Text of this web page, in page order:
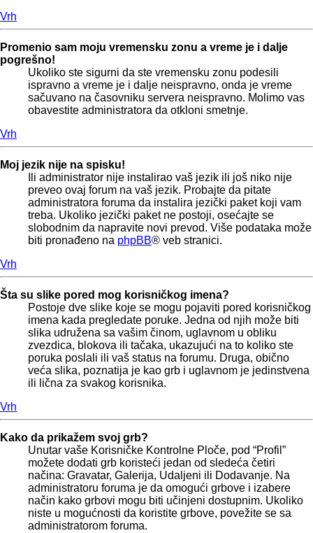
Vrh
Promenio sam moju vremensku zonu a vreme je i dalje
pogrešno!
Ukoliko ste sigurni da ste vremensku zonu podesili
ispravno a vreme je i dalje neispravno, onda je vreme
sačuvano na časovniku servera neispravno. Molimo vas
obavestite administratora da otkloni smetnje.
Vrh
Moj jezik nije na spisku!
Ili administrator nije instalirao vaš jezik ili još niko nije
preveo ovaj forum na vaš jezik. Probajte da pitate
administratora foruma da instalira jezički paket koji vam
treba. Ukoliko jezički paket ne postoji, osećajte se
slobodnim da napravite novi prevod. Više podataka može
biti pronađeno na phpBB® veb stranici.
Vrh
Šta su slike pored mog korisničkog imena?
Postoje dve slike koje se mogu pojaviti pored korisničkog
imena kada pregledate poruke. Jedna od njih može biti
slika udružena sa vašim činom, uglavnom u obliku
zvezdica, blokova ili tačaka, ukazujući na to koliko ste
poruka poslali ili vaš status na forumu. Druga, obično
veća slika, poznatija je kao grb i uglavnom je jedinstvena
ili lična za svakog korisnika.
Vrh
Kako da prikažem svoj grb?
Unutar vaše Korisničke Kontrolne Ploče, pod “Profil”
možete dodati grb koristeći jedan od sledeća četiri
načina: Gravatar, Galerija, Udaljeni ili Dodavanje. Na
administratoru foruma je da omogući grbove i izabere
način kako grbovi mogu biti učinjeni dostupnim. Ukoliko
niste u mogućnosti da koristite grbove, povežite se sa
administratorom foruma.